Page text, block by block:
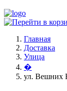
Главная
Доставка
Улица
�
ул. Вешних